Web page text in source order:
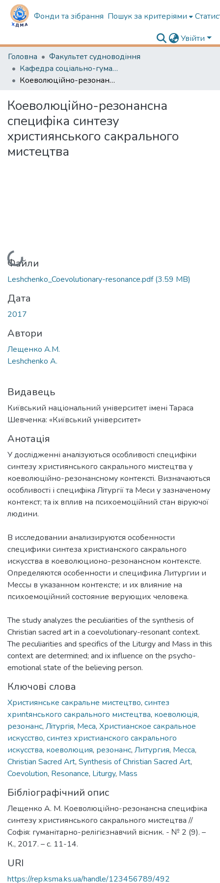
Фонди та зібрання Пошук за критеріями
Увійти
Головна
Факультет судноводіння
Кафедра соціально-гуманітарної підготовки
Коеволюційно-резонансна специфіка синтезу християнського сакрального мистецтва
Коеволюційно-резонансна
специфіка синтезу
християнського сакрального
мистецтва
Вантажиться...
Файли
Leshchenko_Coevolutionary-resonance.pdf(3.59 MB)
Дата
2017
Автори
Лещенко А.М.
Leshchenko A.
Видавець
Київський національний університет імені Тараса
Шевченка: «Київський університет»
Анотація
У дослідженні аналiзуються особливостi специфiки
синтезу християнського сакрального мистецтва у
коеволюцiйно-резонансному контекстi. Визначаються
особливості і специфiка Лiтургії та Меси у зазначеному
контекст; та ix вплив на психоемоцiйний стан вiруючої
людини.
В исследовании анализируются особенности
специфики синтеза христианского сакрального
искусства в коеволюционо-резонансном контексте.
Определяются особенности и специфика Литургии и
Мессы в указанном контексте; и иx влияние на
психоемоцiйний состояние верующих человека.
The study analyzes the peculiarities of the synthesis of
Christian sacred art in a coevolutionary-resonant context.
The peculiarities and specifics of the Liturgy and Mass in this
context are determined; and ix influence on the psycho-
emotional state of the believing person.
Ключові слова
Християнське сакральне мистецтво, синтез
хриntянського сакрального мистецтва, коеволюцiя,
резонанс, Лiтургiя, Меса, Христианское сакральное
искусство, синтез христианского сакрального
искусства, коеволюция, резонанс, Литургия, Месса,
Christian Sacred Art, Synthesis of Christian Sacred Art,
Coevolution, Resonance, Liturgy, Mass
Бібліографічний опис
Лещенко А. М. Коеволюційно-резонансна специфіка
синтезу християнського сакрального мистецтва //
Софія: гуманітарно-релігієзнавчий вісник. - № 2 (9). –
К., 2017. – с. 11-14.
URI
https://rep.ksma.ks.ua/handle/123456789/492